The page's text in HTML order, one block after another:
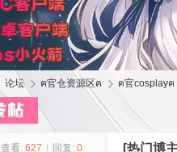
论坛 ฅ官仓资源区ฅ ฅ官cosplayฅ
查看: 627 回复: 0 [热门博